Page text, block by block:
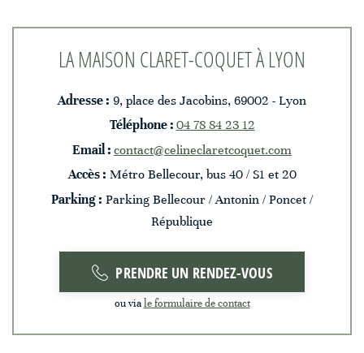
LA MAISON CLARET-COQUET À LYON
Adresse : 9, place des Jacobins, 69002 - Lyon
Téléphone : 04 78 84 23 12
Email : contact@celineclaretcoquet.com
Accès : Métro Bellecour, bus 40 / S1 et 20
Parking : Parking Bellecour / Antonin / Poncet /
République
PRENDRE UN RENDEZ-VOUS
ou viale formulaire de contact